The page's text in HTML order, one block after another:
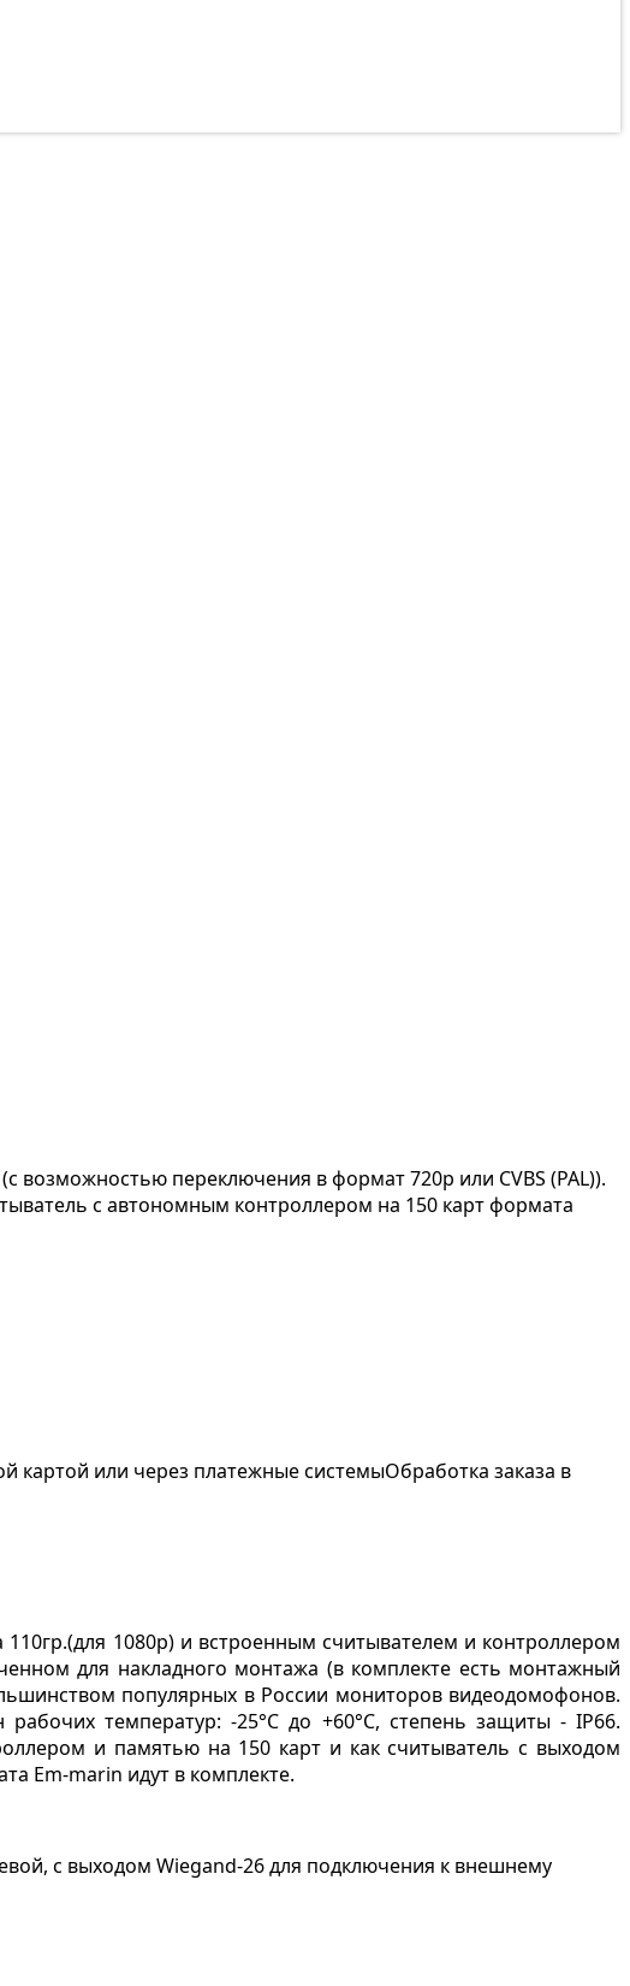
возможностью переключения в формат 720p или CVBS (PAL)).
с автономным контроллером на 150 карт формата
картой или через платежные системыОбработка заказа в
1080p) и встроенным считывателем и контроллером
для накладного монтажа (в комплекте есть монтажный
популярных в России мониторов видеодомофонов.
температур: -25°C до +60°C, степень защиты - IP66.
и памятью на 150 карт и как считыватель с выходом
Em-marin идут в комплекте.
с выходом Wiegand-26 для подключения к внешнему